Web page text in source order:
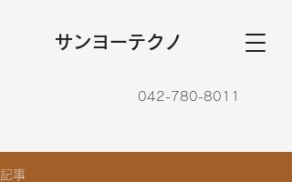
​サンヨーテクノ
042-780-8011
記事